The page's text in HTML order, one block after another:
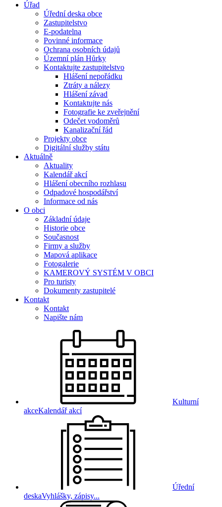
Úřad
Úřední deska obce
Zastupitelstvo
E-podatelna
Povinné informace
Ochrana osobních údajů
Územní plán Hůrky
Kontaktujte zastupitelstvo
Hlášení nepořádku
Ztráty a nálezy
Hlášení závad
Kontaktujte nás
Fotografie ke zveřejnění
Odečet vodoměrů
Kanalizační řád
Projekty obce
Digitální služby státu
Aktuálně
Aktuality
Kalendář akcí
Hlášení obecního rozhlasu
Odpadové hospodářství
Informace od nás
O obci
Základní údaje
Historie obce
Současnost
Firmy a služby
Mapová aplikace
Fotogalerie
KAMEROVÝ SYSTÉM V OBCI
Pro turisty
Dokumenty zastupitelé
Kontakt
Kontakt
Napište nám
Kulturní
akceKalendář akcí
Úřední
deskaVyhlášky, zápisy...